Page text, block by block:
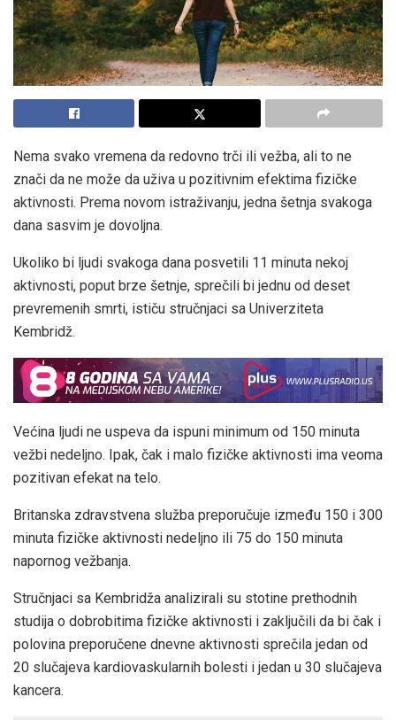
Nema svako vremena da redovno trči ili vežba, ali to ne
znači da ne može da uživa u pozitivnim efektima fizičke
aktivnosti. Prema novom istraživanju, jedna šetnja svakoga
dana sasvim je dovoljna.
Ukoliko bi ljudi svakoga dana posvetili 11 minuta nekoj
aktivnosti, poput brze šetnje, sprečili bi jednu od deset
prevremenih smrti, ističu stručnjaci sa Univerziteta
Kembridž.
Većina ljudi ne uspeva da ispuni minimum od 150 minuta
vežbi nedeljno. Ipak, čak i malo fizičke aktivnosti ima veoma
pozitivan efekat na telo.
Britanska zdravstvena služba preporučuje između 150 i 300
minuta fizičke aktivnosti nedeljno ili 75 do 150 minuta
napornog vežbanja.
Stručnjaci sa Kembridža analizirali su stotine prethodnih
studija o dobrobitima fizičke aktivnosti i zaključili da bi čak i
polovina preporučene dnevne aktivnosti sprečila jedan od
20 slučajeva kardiovaskularnih bolesti i jedan u 30 slučajeva
kancera.